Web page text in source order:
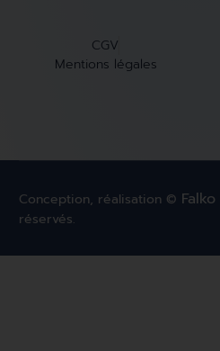
CGV
Mentions légales
Conception, réalisation © Falko
réservés.